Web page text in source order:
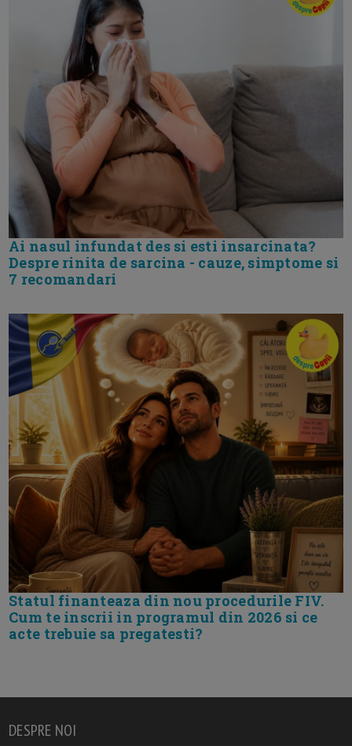
Ai nasul infundat des si esti insarcinata?
Despre rinita de sarcina - cauze, simptome si
7 recomandari
Statul finanteaza din nou procedurile FIV.
Cum te inscrii in programul din 2026 si ce
acte trebuie sa pregatesti?
DESPRE NOI